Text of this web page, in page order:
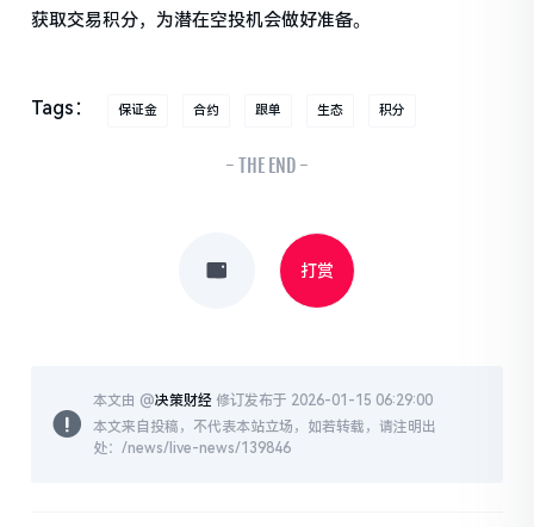
获取交易积分，为潜在空投机会做好准备。
Tags： 保证金 合约 跟单 生态 积分
- THE END -
打赏
本文由 @决策财经 修订发布于 2026-01-15 06:29:00
本文来自投稿，不代表本站立场，如若转载，请注明出
处：/news/live-news/139846